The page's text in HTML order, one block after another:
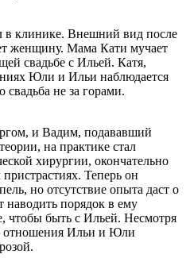
в клинике. Внешний вид после
женщину. Мама Кати мучает
свадьбе с Ильей. Катя,
Юли и Ильи наблюдается
свадьба не за горами.
и Вадим, подававший
на практике стал
хирургии, окончательно
Теперь он
но отсутствие опыта даст о
наводить порядок в ему
чтобы быть с Ильей. Несмотря
отношения Ильи и Юли